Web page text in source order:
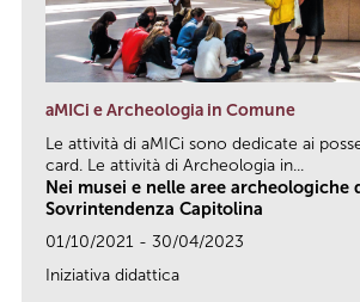
aMICi e Archeologia in Comune
Le attività di aMICi sono dedicate ai
card. Le attività di Archeologia in...
Nei musei e nelle aree archeologiche
Sovrintendenza Capitolina
01/10/2021 - 30/04/2023
Iniziativa didattica